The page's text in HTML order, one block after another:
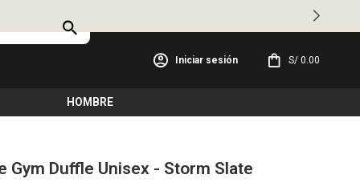
HOMBRE
S/ 0.00
Gym Duffle Unisex - Storm Slate